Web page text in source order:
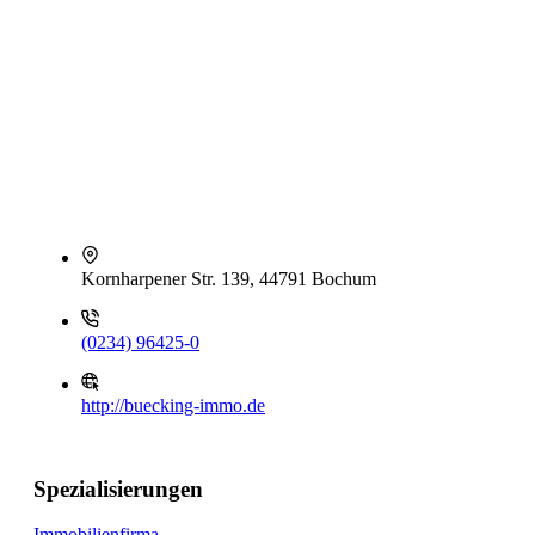
Kornharpener Str. 139, 44791 Bochum
(0234) 96425-0
http://buecking-immo.de
Spezialisierungen